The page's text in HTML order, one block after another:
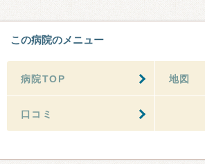
この病院のメニュー
病院TOP 地図
口コミ